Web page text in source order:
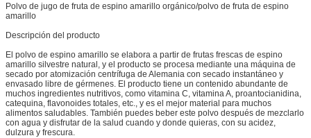
Polvo de jugo de fruta de espino amarillo orgánico/polvo de fruta de espino
amarillo
Descripción del producto
El polvo de espino amarillo se elabora a partir de frutas frescas de espino
amarillo silvestre natural, y el producto se procesa mediante una máquina de
secado por atomización centrífuga de Alemania con secado instantáneo y
envasado libre de gérmenes. El producto tiene un contenido abundante de
muchos ingredientes nutritivos, como vitamina C, vitamina A, proantocianidina,
catequina, flavonoides totales, etc., y es el mejor material para muchos
alimentos saludables. También puedes beber este polvo después de mezclarlo
con agua y disfrutar de la salud cuando y donde quieras, con su acidez,
dulzura y frescura.